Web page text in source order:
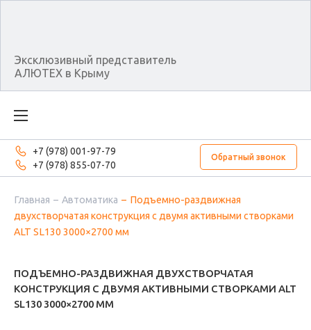
Эксклюзивный представитель
АЛЮТЕХ в Крыму
+7 (978) 001-97-79
+7 (978) 855-07-70
Обратный звонок
Главная Автоматика
Подъемно-раздвижная
двухстворчатая конструкция с двумя активными створками
ALT SL130 3000×2700 мм
ПОДЪЕМНО-РАЗДВИЖНАЯ ДВУХСТВОРЧАТАЯ
КОНСТРУКЦИЯ С ДВУМЯ АКТИВНЫМИ СТВОРКАМИ ALT
SL130 3000×2700 ММ